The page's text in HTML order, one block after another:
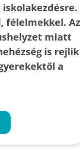
félelmekkel. Az
miatt
is rejlik
a